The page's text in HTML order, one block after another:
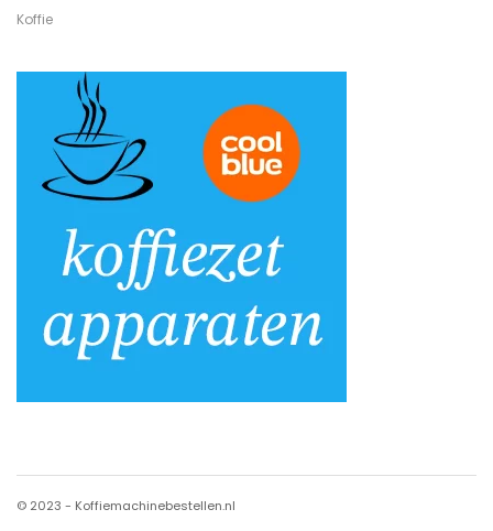
Koffie
© 2023 - Koffiemachinebestellen.nl